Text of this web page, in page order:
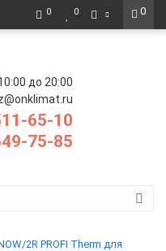
0
0 0
до 20:00
65-10
75-85
2R PROFI Therm для